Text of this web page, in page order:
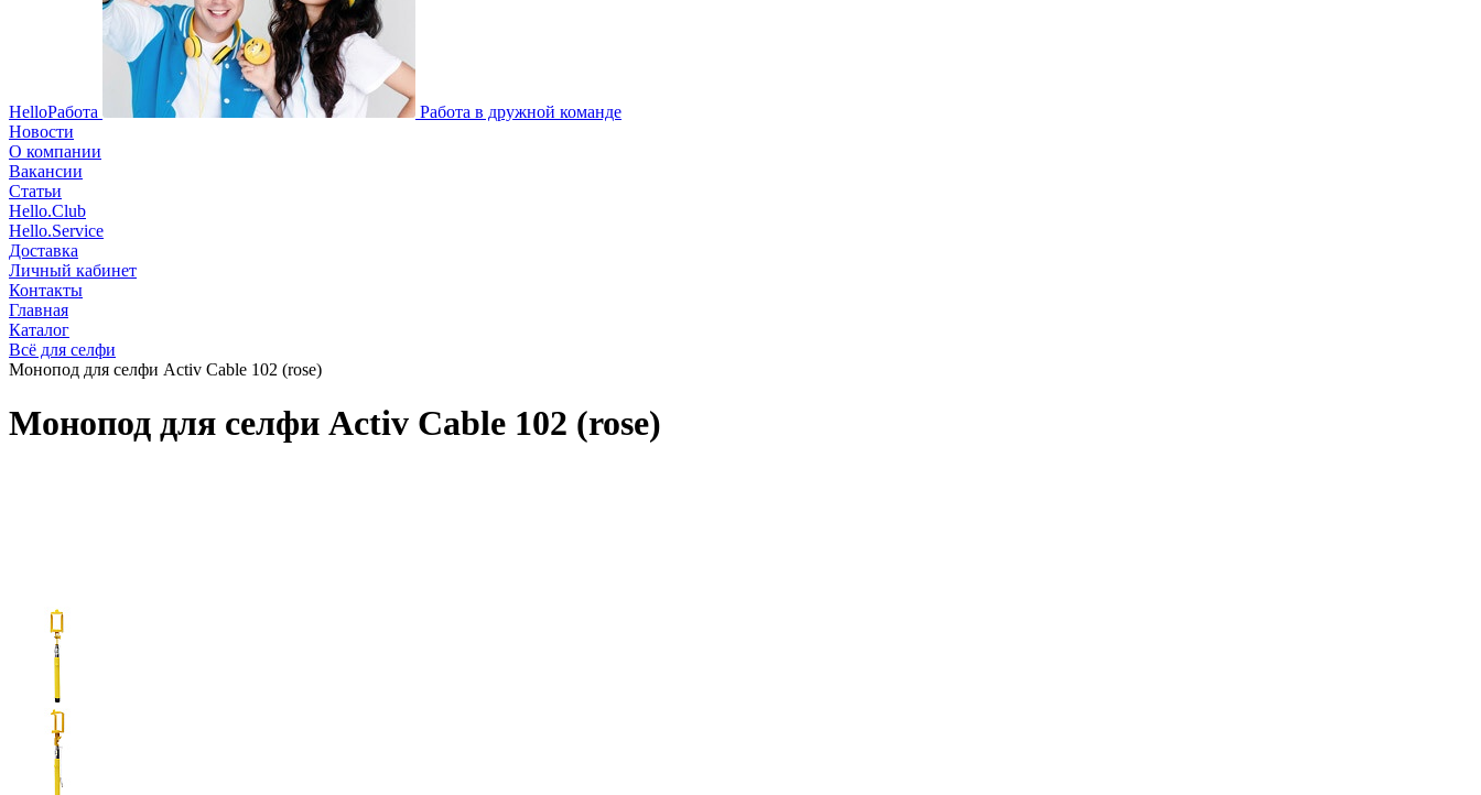
HelloРабота
Работа в дружной команде
Новости
О компании
Вакансии
Статьи
Hello.Club
Hello.Service
Доставка
Личный кабинет
Контакты
Главная
Каталог
Всё для селфи
Монопод для селфи Activ Cable 102 (rose)
Монопод для селфи Activ Cable 102 (rose)